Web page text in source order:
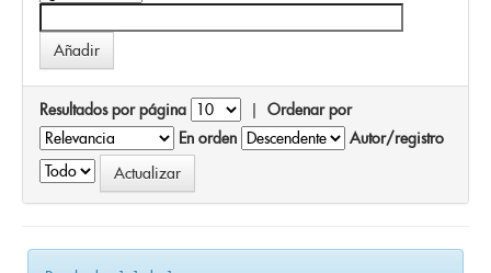
Resultados por página | Ordenar por
En orden
Autor/registro